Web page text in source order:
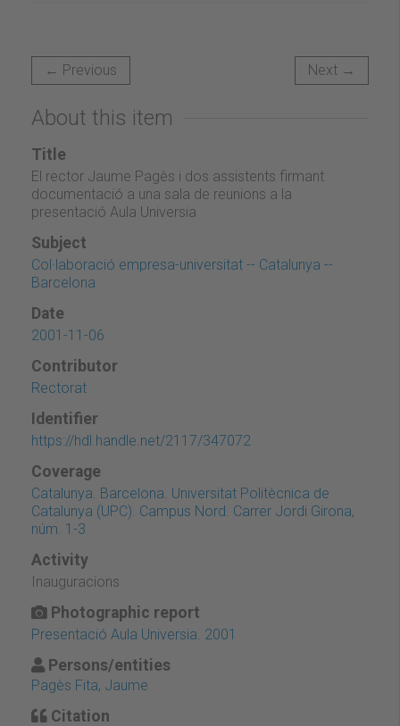
← Previous Next →
About this item
Title
El rector Jaume Pagès i dos assistents firmant
documentació a una sala de reunions a la
presentació Aula Universia
Subject
Col·laboració empresa-universitat -- Catalunya --
Barcelona
Date
2001-11-06
Contributor
Rectorat
Identifier
https://hdl.handle.net/2117/347072
Coverage
Catalunya. Barcelona. Universitat Politècnica de
Catalunya (UPC). Campus Nord. Carrer Jordi Girona,
núm. 1-3
Activity
Inauguracions
Photographic report
Presentació Aula Universia. 2001
Persons/entities
Pagès Fita, Jaume
Citation